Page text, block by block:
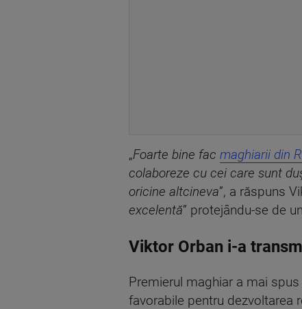
„Foarte bine fac maghiarii din
colaboreze cu cei care sunt
oricine altcineva”, a răspuns
excelentă” protejându-se de
Viktor Orban i-a
Premierul maghiar a mai
favorabile pentru dezvoltarea